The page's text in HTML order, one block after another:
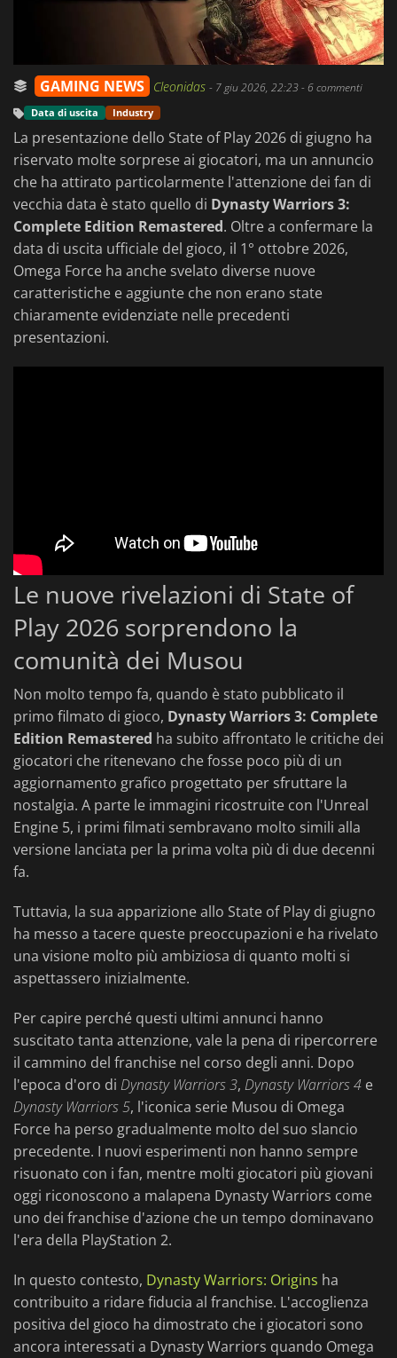
GAMING NEWS Cleonidas - 7 giu 2026, 22:23- 6 commenti
Data di uscita Industry
La presentazione dello State of Play 2026 di giugno ha
riservato molte sorprese ai giocatori, ma un annuncio
che ha attirato particolarmente l'attenzione dei fan di
vecchia data è stato quello di Dynasty Warriors 3:
Complete Edition Remastered. Oltre a confermare la
data di uscita ufficiale del gioco, il 1° ottobre 2026,
Omega Force ha anche svelato diverse nuove
caratteristiche e aggiunte che non erano state
chiaramente evidenziate nelle precedenti
presentazioni.
Le nuove rivelazioni di State of
Play 2026 sorprendono la
comunità dei Musou
Non molto tempo fa, quando è stato pubblicato il
primo filmato di gioco, Dynasty Warriors 3: Complete
Edition Remastered ha subito affrontato le critiche dei
giocatori che ritenevano che fosse poco più di un
aggiornamento grafico progettato per sfruttare la
nostalgia. A parte le immagini ricostruite con l'Unreal
Engine 5, i primi filmati sembravano molto simili alla
versione lanciata per la prima volta più di due decenni
fa.
Tuttavia, la sua apparizione allo State of Play di giugno
ha messo a tacere queste preoccupazioni e ha rivelato
una visione molto più ambiziosa di quanto molti si
aspettassero inizialmente.
Per capire perché questi ultimi annunci hanno
suscitato tanta attenzione, vale la pena di ripercorrere
il cammino del franchise nel corso degli anni. Dopo
l'epoca d'oro di Dynasty Warriors 3, Dynasty Warriors 4 e
Dynasty Warriors 5, l'iconica serie Musou di Omega
Force ha perso gradualmente molto del suo slancio
precedente. I nuovi esperimenti non hanno sempre
risuonato con i fan, mentre molti giocatori più giovani
oggi riconoscono a malapena Dynasty Warriors come
uno dei franchise d'azione che un tempo dominavano
l'era della PlayStation 2.
In questo contesto, Dynasty Warriors: Origins ha
contribuito a ridare fiducia al franchise. L'accoglienza
positiva del gioco ha dimostrato che i giocatori sono
ancora interessati a Dynasty Warriors quando Omega